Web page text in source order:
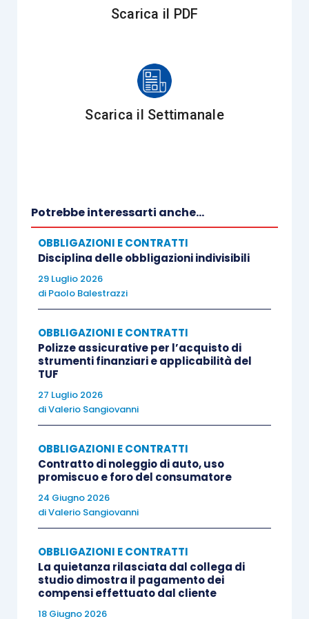
Il caso trae spunto da un contratto internazionale
di appalto concluso da una società con sede in
Francia ed una società con sede in Italia. Il
della società italiana.
L’impianto aveva manifestato sin dall’installazione
e nelle prime fasi di utilizzo vizi e
interruzione della produzione e perdita di
prodotti.
La società italiana ha, pertanto, convenuto in
giudizio la società francese avanti al Giudice
italiano per chiedere il risarcimento dei danni
conseguenti all’inadempimento delle obbligazioni
derivanti dal contratto, quantificati in lire
580.000.000. Ha, inoltre, ritenuto applicabile la
legge italiana.
La società francese ha eccepito il difetto di
giurisdizione del Giudice italiano, oltre
all’applicazione della legge francese, stante la
Scarica il PDF
Scarica il Settimanale
Potrebbe interessarti anche...
OBBLIGAZIONI E CONTRATTI
Disciplina delle obbligazioni indivisibili
29 Luglio 2026
di Paolo Balestrazzi
OBBLIGAZIONI E CONTRATTI
Polizze assicurative per l’acquisto di
strumenti finanziari e applicabilità del
TUF
27 Luglio 2026
diValerio Sangiovanni
OBBLIGAZIONI E CONTRATTI
Contratto di noleggio di auto, uso
promiscuo e foro del consumatore
24 Giugno 2026
diValerio Sangiovanni
OBBLIGAZIONI E CONTRATTI
La quietanza rilasciata dal collega di
studio dimostra il pagamento dei
compensi effettuato dal cliente
18 Giugno 2026